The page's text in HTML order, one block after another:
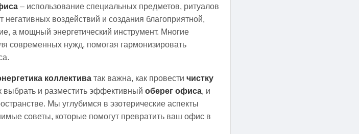
– использование специальных предметов, ритуалов
воздействий и создания благоприятной,
а мощный энергетический инструмент. Многие
современных нужд, помогая гармонизировать
коллектива так важна, как провести чистку
выбрать и разместить эффективный оберег офиса, и
Мы углубимся в эзотерические аспекты
советы, которые помогут превратить ваш офис в